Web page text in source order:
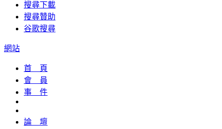
搜尋下載
搜尋贊助
谷歌搜尋
網站
首 頁
會 員
事 件
論 壇